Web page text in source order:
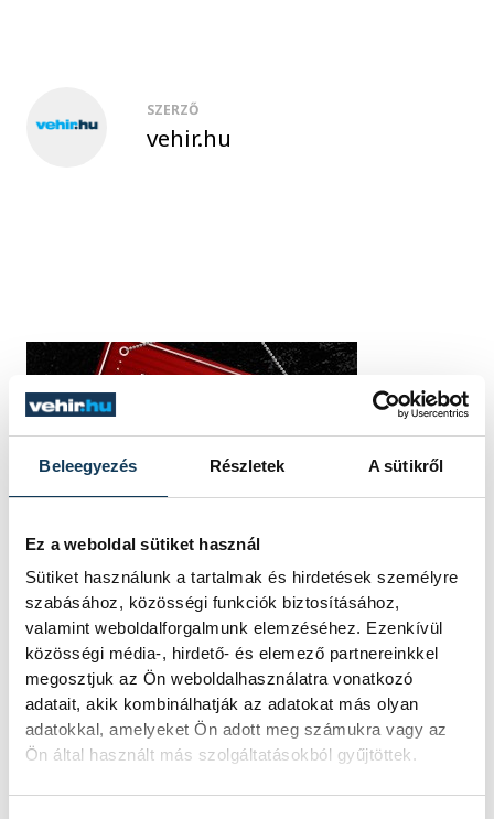
Beleegyezés Részletek A sütikről
Ez a weboldal sütiket használ
Sütiket használunk a tartalmak és hirdetések személyre
szabásához, közösségi funkciók biztosításához,
valamint weboldalforgalmunk elemzéséhez. Ezenkívül
közösségi média-, hirdető- és elemező partnereinkkel
megosztjuk az Ön weboldalhasználatra vonatkozó
adatait, akik kombinálhatják az adatokat más olyan
adatokkal, amelyeket Ön adott meg számukra vagy az
Ön által használt más szolgáltatásokból gyűjtöttek.
SZERZŐ
vehir.hu